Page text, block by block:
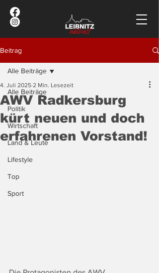
Beitrag
Alle Beiträge
Politik
Wirtschaft
Land & Leute
Lifestyle
Top
Sport
Alle Beiträge
AWV Radkersburg
kürt neuen und doch
erfahrenen Vorstand!
4. Juli 2025 2 Min. Lesezeit